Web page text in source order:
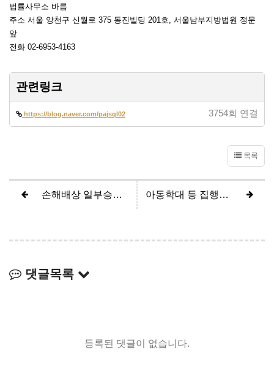
법률사무소 바름
주소 서울 양천구 신월로 375 동진빌딩 201호, 서울남부지방법원 정문
앞
전화 02-6953-4163
관련링크
https://blog.naver.com/pajsql02 3754회 연결
목록
손해배상 일부승소 (400만원 감축) 아동학대 등 집행유예
댓글목록
등록된 댓글이 없습니다.